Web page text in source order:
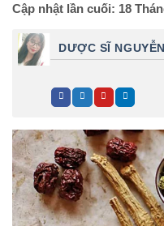
Cập nhật lần cuối: 18
DƯỢC SĨ